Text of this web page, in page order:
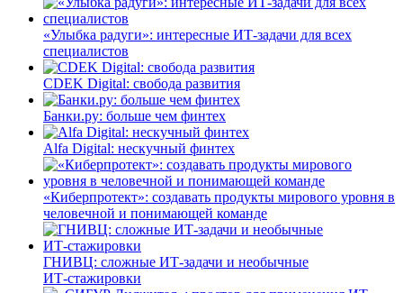
«Улыбка радуги»: интересные ИТ-задачи для всех
специалистов
CDEK Digital: свобода развития
Банки.ру: больше чем финтех
Alfa Digital: нескучный финтех
«Киберпротект»: создавать продукты мирового уровня в
человечной и понимающей команде
ГНИВЦ: сложные ИТ‑задачи и необычные
ИТ‑стажировки